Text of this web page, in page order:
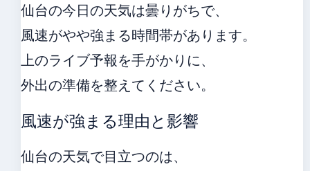
仙台の今日の天気は曇りがちで、
風速がやや強まる時間帯があります。
上のライブ予報を手がかりに、
外出の準備を整えてください。
風速が強まる理由と影響
仙台の天気で目立つのは、